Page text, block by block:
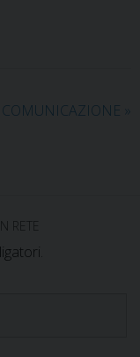
COMUNICAZIONE »
RETE